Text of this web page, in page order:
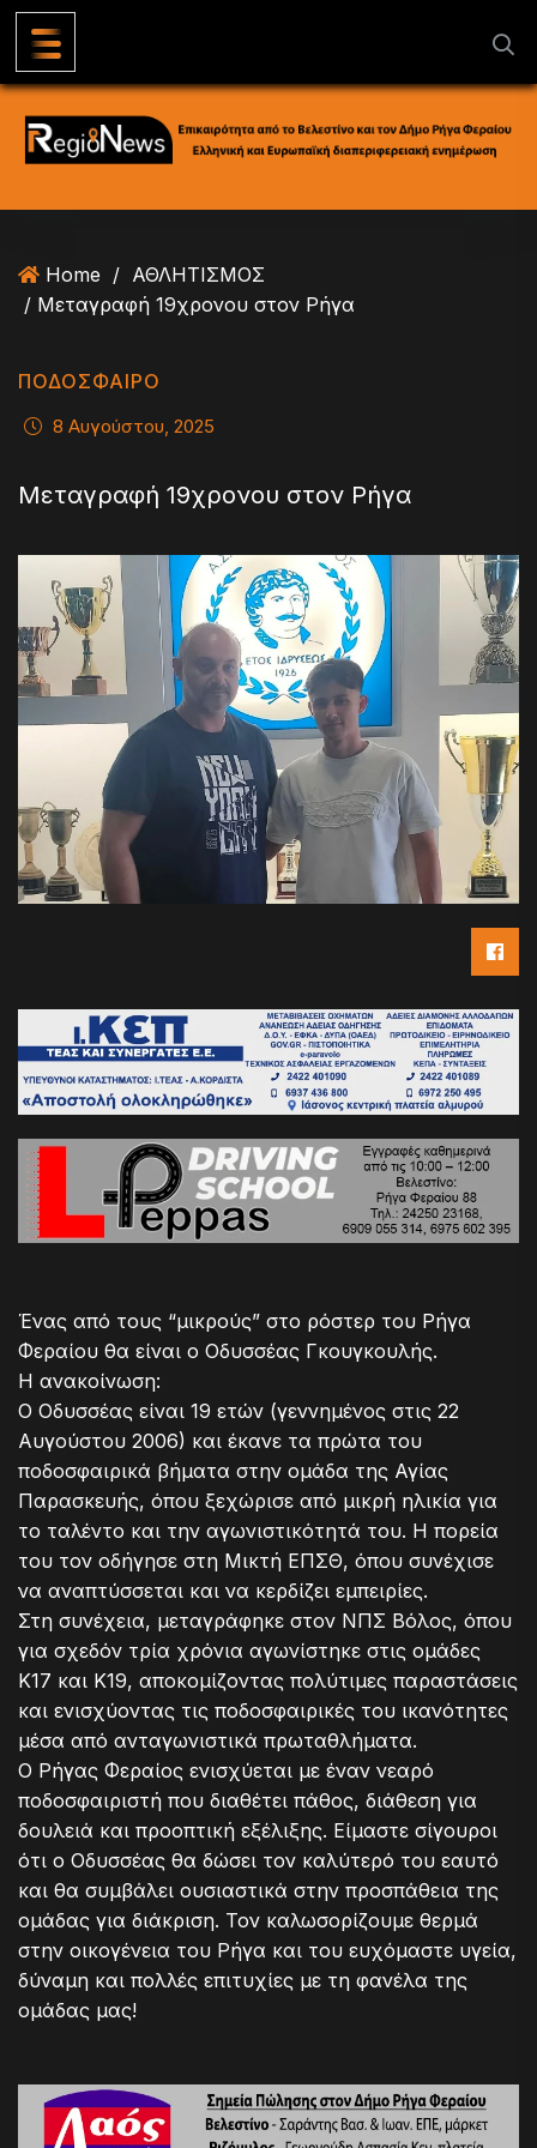
Home / ΑΘΛΗΤΙΣΜΟΣ
/ Μεταγραφή 19χρονου στον Ρήγα
ΠΟΔΟΣΦΑΙΡΟ
8 Αυγούστου, 2025
Μεταγραφή 19χρονου στον Ρήγα
Ένας από τους “μικρούς” στο ρόστερ του Ρήγα
Φεραίου θα είναι ο Οδυσσέας Γκουγκουλής.
Η ανακοίνωση:
Ο Οδυσσέας είναι 19 ετών (γεννημένος στις 22
Αυγούστου 2006) και έκανε τα πρώτα του
ποδοσφαιρικά βήματα στην ομάδα της Αγίας
Παρασκευής, όπου ξεχώρισε από μικρή ηλικία για
το ταλέντο και την αγωνιστικότητά του. Η πορεία
του τον οδήγησε στη Μικτή ΕΠΣΘ, όπου συνέχισε
να αναπτύσσεται και να κερδίζει εμπειρίες.
Στη συνέχεια, μεταγράφηκε στον ΝΠΣ Βόλος, όπου
για σχεδόν τρία χρόνια αγωνίστηκε στις ομάδες
Κ17 και Κ19, αποκομίζοντας πολύτιμες παραστάσεις
και ενισχύοντας τις ποδοσφαιρικές του ικανότητες
μέσα από ανταγωνιστικά πρωταθλήματα.
Ο Ρήγας Φεραίος ενισχύεται με έναν νεαρό
ποδοσφαιριστή που διαθέτει πάθος, διάθεση για
δουλειά και προοπτική εξέλιξης. Είμαστε σίγουροι
ότι ο Οδυσσέας θα δώσει τον καλύτερό του εαυτό
και θα συμβάλει ουσιαστικά στην προσπάθεια της
ομάδας για διάκριση. Τον καλωσορίζουμε θερμά
στην οικογένεια του Ρήγα και του ευχόμαστε υγεία,
δύναμη και πολλές επιτυχίες με τη φανέλα της
ομάδας μας!